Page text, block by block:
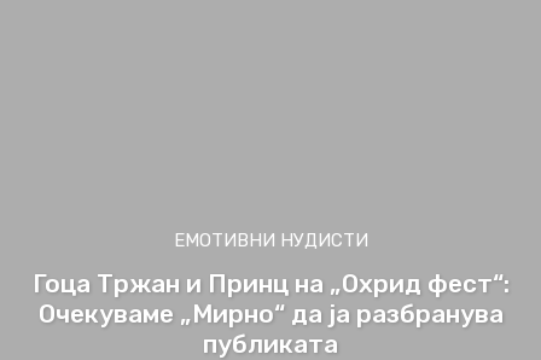
ЕМОТИВНИ НУДИСТИ
Гоца Тржан и Принц на „Охрид фест“:
Очекуваме „Мирно“ да ја разбранува
публиката